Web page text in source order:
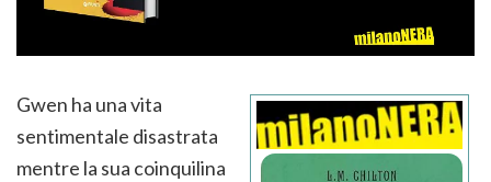
Gwen ha una vita
sentimentale disastrata
mentre la sua coinquilina